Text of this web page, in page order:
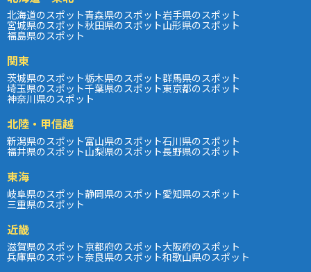
北海道のスポット青森県のスポット岩手県のスポット
宮城県のスポット秋田県のスポット山形県のスポット
福島県のスポット
関東
茨城県のスポット栃木県のスポット群馬県のスポット
埼玉県のスポット千葉県のスポット東京都のスポット
神奈川県のスポット
北陸・甲信越
新潟県のスポット富山県のスポット石川県のスポット
福井県のスポット山梨県のスポット長野県のスポット
東海
岐阜県のスポット静岡県のスポット愛知県のスポット
三重県のスポット
近畿
滋賀県のスポット京都府のスポット大阪府のスポット
兵庫県のスポット奈良県のスポット和歌山県のスポット